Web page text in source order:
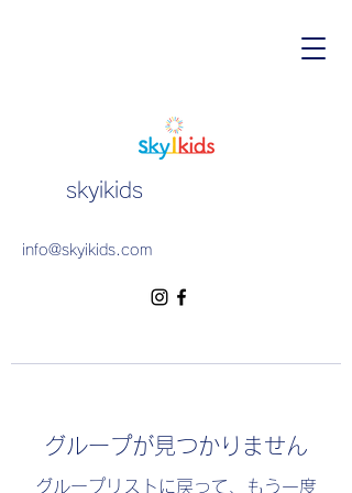
skyikids
info@skyikids.com
グループが見つかりません
グループリストに戻って、もう一度